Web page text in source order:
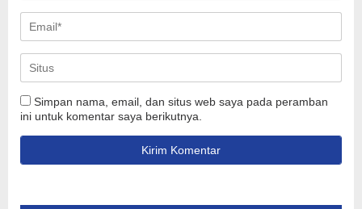
Simpan nama, email, dan situs web saya pada peramban
ini untuk komentar saya berikutnya.